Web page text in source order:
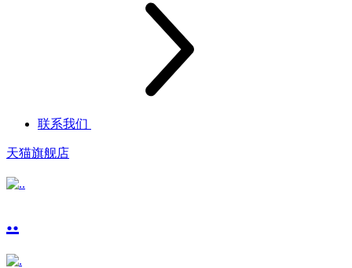
联系我们
天猫旗舰店
..